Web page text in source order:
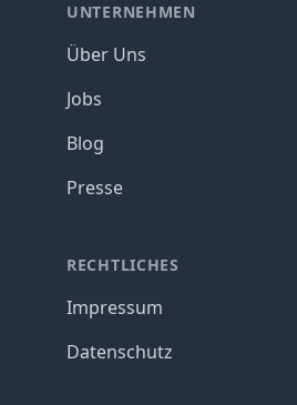
UNTERNEHMEN
Über Uns
Jobs
Blog
Presse
RECHTLICHES
Impressum
Datenschutz